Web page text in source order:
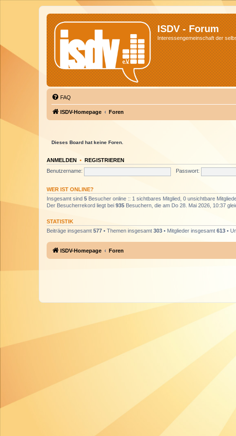
ISDV - Forum
Interessengemeinschaft der
FAQ
ISDV-Homepage Foren
Dieses Board hat keine Foren.
ANMELDEN • REGISTRIEREN
Benutzername:
Passwort:
WER IST ONLINE?
Insgesamt sind 5 Besucher online :: 1 sichtbares Mitglied, 0 unsichtbare
Der Besucherrekord liegt bei 935 Besuchern, die am Do 28. Mai 2026, 10:37
STATISTIK
Beiträge insgesamt 577 • Themen insgesamt 303 • Mitglieder insgesamt 613 •
ISDV-Homepage Foren